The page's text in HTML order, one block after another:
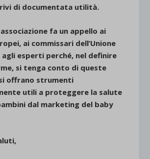
di documentata utilità.
fa un appello ai
ai commissari dell’Unione
agli esperti perché, nel definire
si tenga conto di queste
offrano strumenti
utili a proteggere la salute
dal marketing del baby